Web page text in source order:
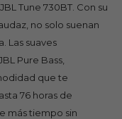
Tune 730BT. Con su
no solo suenan
Las suaves
Pure Bass,
que te
76 horas de
más tiempo sin